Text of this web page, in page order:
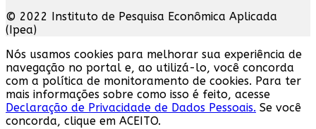
© 2022 Instituto de Pesquisa Econômica Aplicada
(Ipea)
Nós usamos cookies para melhorar sua experiência de
navegação no portal e, ao utilizá-lo, você concorda
com a política de monitoramento de cookies. Para ter
mais informações sobre como isso é feito, acesse
Declaração de Privacidade de Dados Pessoais. Se você
concorda, clique em ACEITO.